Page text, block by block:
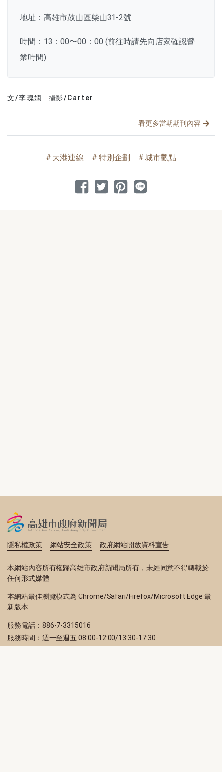
地址：高雄市鼓山區柴山31-2號
時間：13：00〜00：00 (前往時請先向店家確認營
業時間)
文/李瑰嫻 攝影/Carter
看更多當期期刊內容
大港連線 特別企劃 城市觀點
分享到 Facebook
分享到 Twitter
分享到 Pinterest
分享到 Line
隱私權政策 網站安全政策 政府網站開放資料宣告
本網站內容所有權歸高雄市政府新聞局所有，未經同意不得轉載於
任何形式媒體
本網站最佳瀏覽模式為 Chrome/Safari/Firefox/Microsoft Edge 最
新版本
服務電話：886-7-3315016
服務時間：週一至週五 08:00-12:00/13:30-17:30